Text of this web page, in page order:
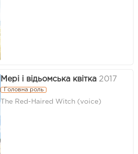
Мері і відьомська квітка 2017
Головна роль
The Red-Haired Witch (voice)